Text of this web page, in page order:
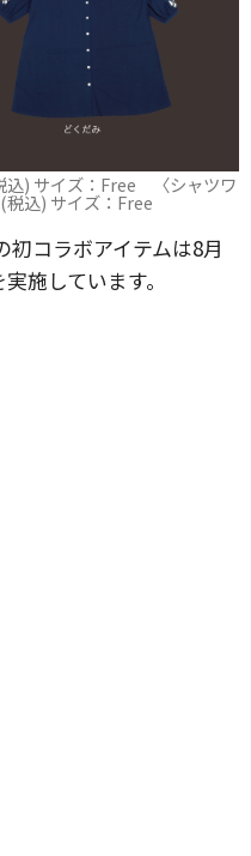
込) サイズ：Free 〈シャツワ
税込) サイズ：Free
初コラボアイテムは8月
施しています。